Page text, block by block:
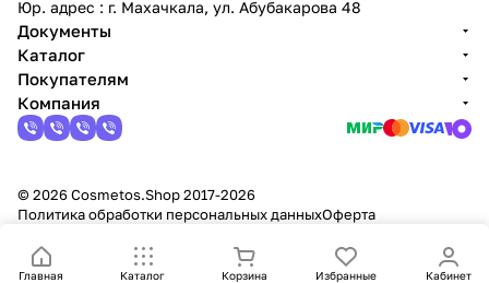
Главная Каталог Корзина Избранные Кабинет
Юр. адрес : г. Махачкала, ул. Абубакарова 48
Документы
Каталог
Покупателям
Компания
© 2026 Cosmetos.Shop 2017-2026
Политика обработки персональных данныхОферта